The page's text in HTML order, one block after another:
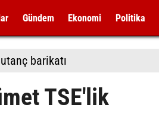
Gündem Ekonomi Politika
barikatı
TSE'lik